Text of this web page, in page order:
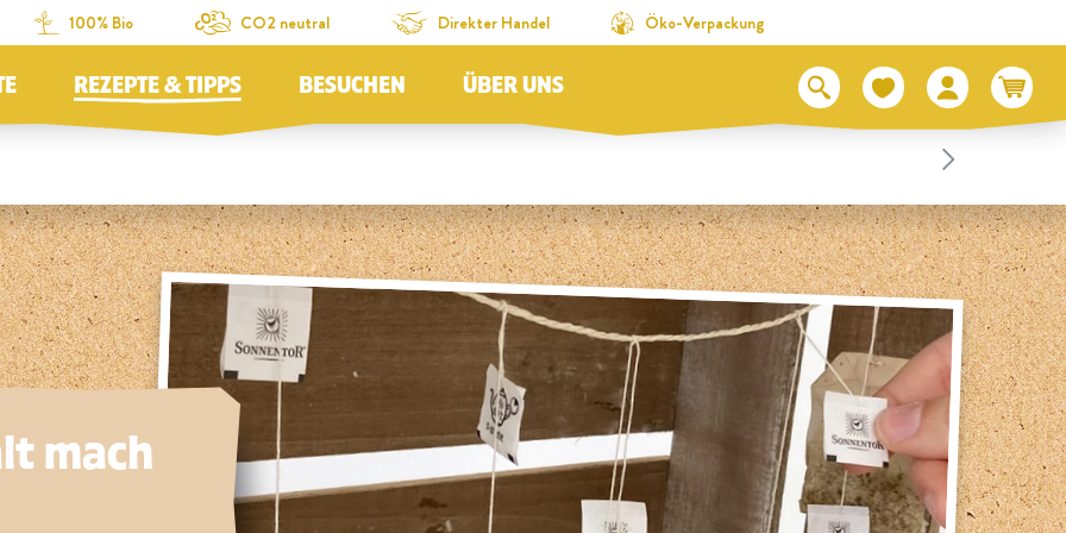
100% Bio CO2 neutral Direkter Handel Öko-Verpackung
REZEPTE & TIPPS BESUCHEN ÜBER UNS
mach